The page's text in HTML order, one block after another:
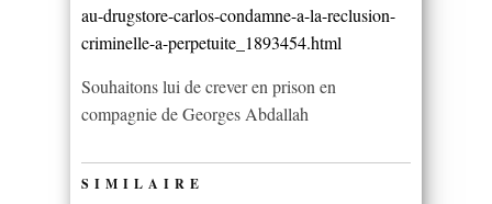
au-drugstore-carlos-condamne-a-la-reclusion-
criminelle-a-perpetuite_1893454.html
Souhaitons lui de crever en prison en
compagnie de Georges Abdallah
SIMILAIRE